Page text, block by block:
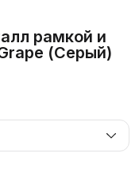
рамкой и
(Серый)